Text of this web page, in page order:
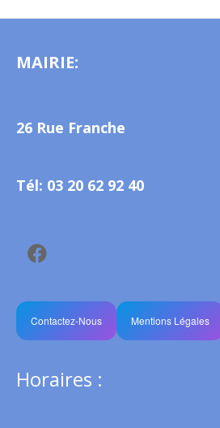
MAIRIE:
26 Rue Franche
Tél: 03 20 62 92 40
Contactez-Nous Mentions Légales
Horaires :